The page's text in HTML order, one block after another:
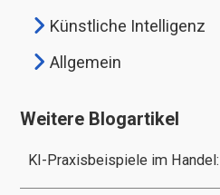
Künstliche Intelligenz
Allgemein
Weitere Blogartikel
KI-Praxisbeispiele im